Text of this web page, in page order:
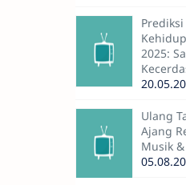
2025:
Ulang
Ajang
Musik